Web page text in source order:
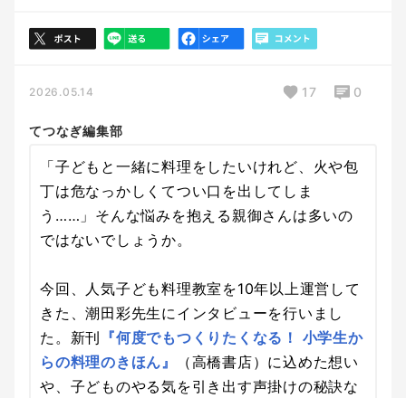
2026.05.14 17 0
てつなぎ編集部
「子どもと一緒に料理をしたいけれど、火や包
丁は危なっかしくてつい口を出してしま
う……」そんな悩みを抱える親御さんは多いの
ではないでしょうか。
今回、人気子ども料理教室を10年以上運営して
きた、潮田彩先生にインタビューを行いまし
た。新刊 『何度でもつくりたくなる！ 小学生か
らの料理のきほん』
（高橋書店）に込めた想い
や、子どものやる気を引き出す声掛けの秘訣な